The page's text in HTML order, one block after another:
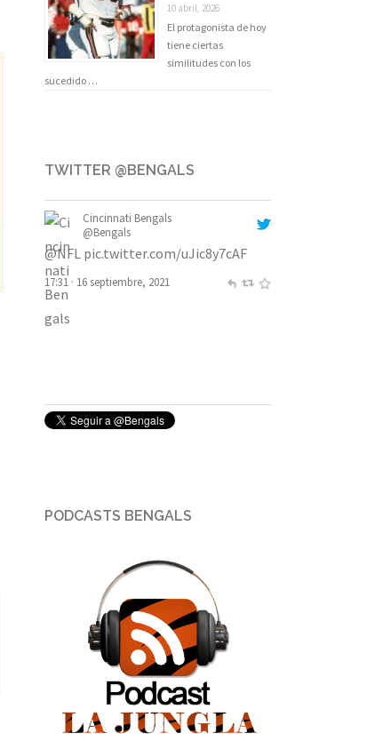
10 abril, 2026
El protagonista de hoy
tiene ciertas
similitudes con los
sucedido …
TWITTER @BENGALS
Cincinnati Bengals
@Bengals
@NFL pic.twitter.com/uJic8y7cAF
17:31 · 16 septiembre, 2021
PODCASTS BENGALS